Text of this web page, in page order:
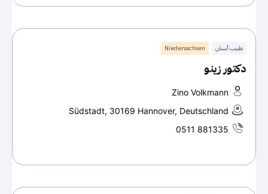
طبيب أسنان Niedersachsen
دكتور زينو
Zino Volkmann
Südstadt, 30169 Hannover, Deutschland
0511 881335